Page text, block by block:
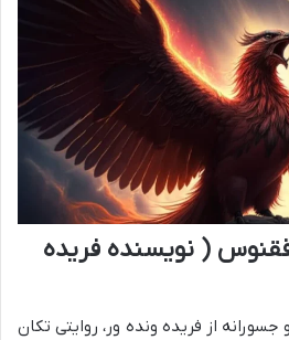
( نویسنده فریده
از فریده ونده ور، روایتی تکان